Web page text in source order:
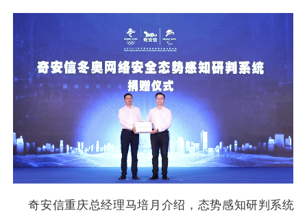
奇安信重庆总经理马培月介绍，态势感知研判系统